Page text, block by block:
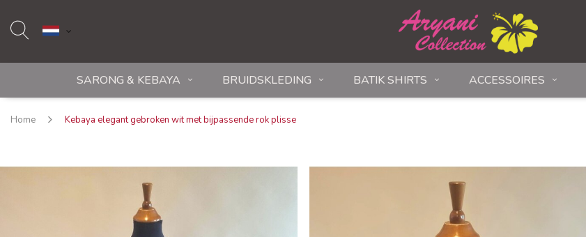
SARONG & KEBAYA BRUIDSKLEDING BATIK SHIRTS ACCESSOIRES
Home Kebaya elegant gebroken wit met bijpassende rok plisse